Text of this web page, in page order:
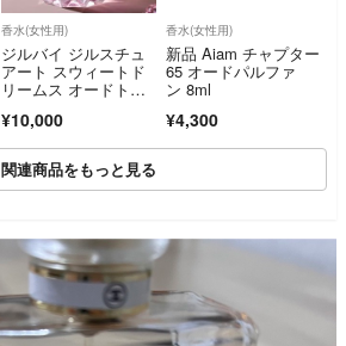
香水(女性用)
ジルバイ ジルスチュ
アート スウィートド
リームス オードトワ
¥10,000
香水(女性用)
新品 Aiam チャプター
65 オードパルファ
ン 8ml
¥4,300
関連商品をもっと見る